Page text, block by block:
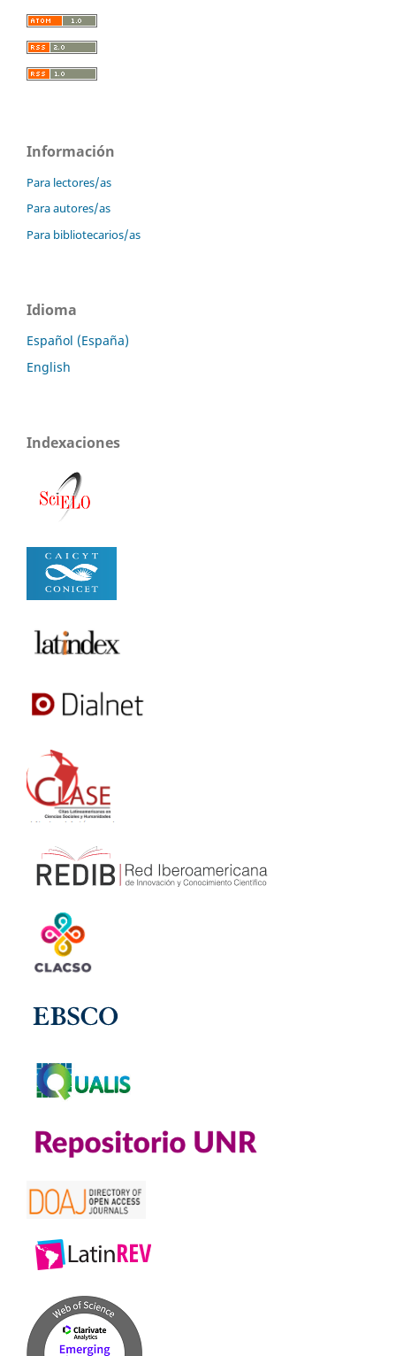
Información
Para lectores/as
Para autores/as
Para bibliotecarios/as
Idioma
Español (España)
English
Indexaciones